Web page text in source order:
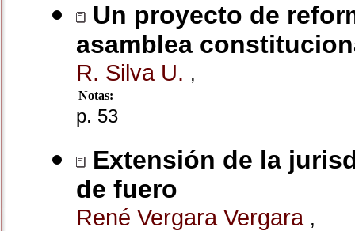
Un proyecto de
asamblea
R. Silva U. ,
Notas:
p. 53
Extensión de la
de fuero
René Vergara Vergara ,